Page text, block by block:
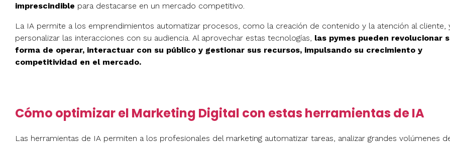
imprescindible para destacarse en un mercado competitivo.
La IA permite a los emprendimientos automatizar procesos, como la creación de contenido y la atención al cliente,
personalizar las interacciones con su audiencia. Al aprovechar estas tecnologías, las pymes pueden revolucionar
forma de operar, interactuar con su público y gestionar sus recursos, impulsando su crecimiento y
competitividad en el mercado.
Cómo optimizar el Marketing Digital con estas herramientas de IA
Las herramientas de IA permiten a los profesionales del marketing automatizar tareas, analizar grandes volúmenes